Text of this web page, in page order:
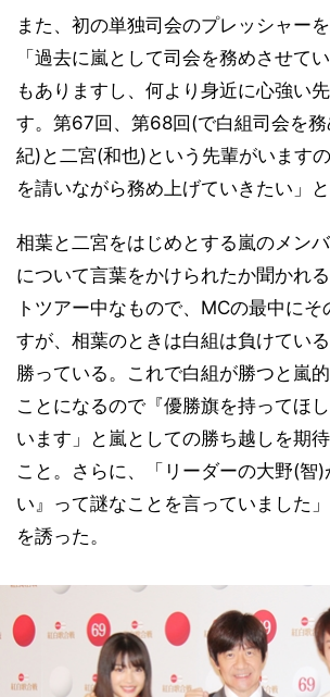
また、初の単独司会のプレッシャーを
「過去に嵐として司会を務めさせて
もありますし、何より身近に心強い
す。第67回、第68回(で白組司会を
紀)と二宮(和也)という先輩がいます
を請いながら務め上げていきたい」と
相葉と二宮をはじめとする嵐のメン
について言葉をかけられたか聞かれ
トツアー中なもので、MCの最中に
すが、相葉のときは白組は負けてい
勝っている。これで白組が勝つと嵐
ことになるので『優勝旗を持ってほ
います」と嵐としての勝ち越しを期
こと。さらに、「リーダーの大野(智)
い』って謎なことを言っていました
を誘った。